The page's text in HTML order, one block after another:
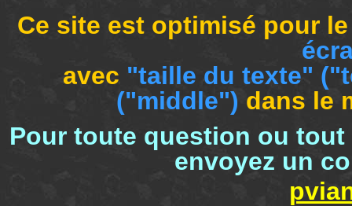
Ce site est optimisé pour
avec "taille du texte"
("middle") dans le
Pour toute question ou
envoyez un